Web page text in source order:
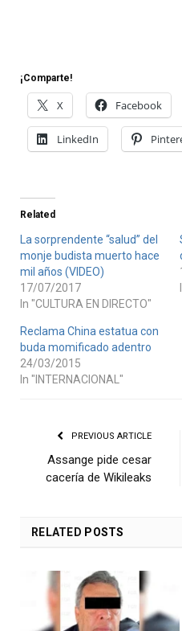
¡Comparte!
X Facebook
LinkedIn
Related
La sorprendente “salud” del
monje budista muerto hace
mil años (VIDEO)
17/07/2017
In "CULTURA EN DIRECTO"
Reclama China estatua con
buda momificado adentro
24/03/2015
In "INTERNACIONAL"
PREVIOUS ARTICLE
Assange pide cesar
cacería de Wikileaks
RELATED POSTS